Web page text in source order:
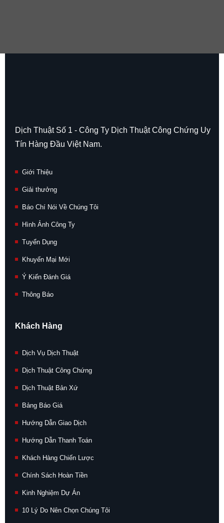
Dịch Thuật Số 1 - Công Ty Dịch Thuật Công Chứng Uy
Tín Hàng Đầu Việt Nam.
Giới Thiệu
Giải thưởng
Báo Chí Nói Về Chúng Tôi
Hình Ảnh Công Ty
Tuyển Dụng
Khuyến Mại Mới
Ý Kiến Đánh Giá
Thông Báo
Khách Hàng
Dịch Vụ Dịch Thuật
Dịch Thuật Công Chứng
Dịch Thuật Bản Xứ
Bảng Báo Giá
Hướng Dẫn Giao Dịch
Hướng Dẫn Thanh Toán
Khách Hàng Chiến Lược
Chính Sách Hoàn Tiền
Kinh Nghiệm Dự Án
10 Lý Do Nên Chọn Chúng Tôi